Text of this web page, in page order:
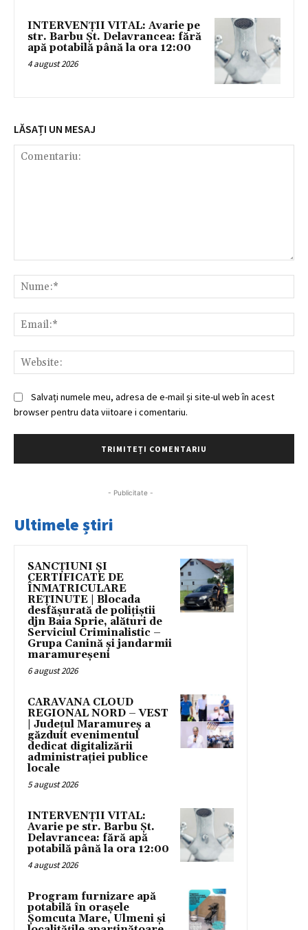
INTERVENȚII VITAL: Avarie pe
str. Barbu Șt. Delavrancea: fără
apă potabilă până la ora 12:00
4 august 2026
LĂSAȚI UN MESAJ
Salvați numele meu, adresa de e-mail și site-ul web în acest
browser pentru data viitoare i comentariu.
- Publicitate -
Ultimele știri
SANCȚIUNI ȘI
CERTIFICATE DE
ÎNMATRICULARE
REȚINUTE | Blocada
desfășurată de polițiștii
djn Baia Sprie, alături de
Serviciul Criminalistic –
Grupa Canină și jandarmii
maramureșeni
6 august 2026
CARAVANA CLOUD
REGIONAL NORD – VEST
| Județul Maramureș a
găzduit evenimentul
dedicat digitalizării
administrației publice
locale
5 august 2026
INTERVENȚII VITAL:
Avarie pe str. Barbu Șt.
Delavrancea: fără apă
potabilă până la ora 12:00
4 august 2026
Program furnizare apă
potabilă în orașele
Șomcuta Mare, Ulmeni și